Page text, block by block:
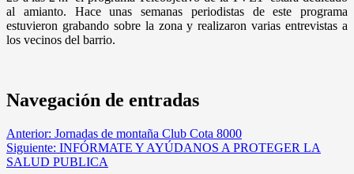
al amianto. Hace unas semanas periodistas de este programa
estuvieron grabando sobre la zona y realizaron varias entrevistas a
los vecinos del barrio.
Navegación de entradas
Anterior: Jornadas de montaña Club Cota 8000
Siguiente: INFÓRMATE Y AYÚDANOS A PROTEGER LA
SALUD PUBLICA